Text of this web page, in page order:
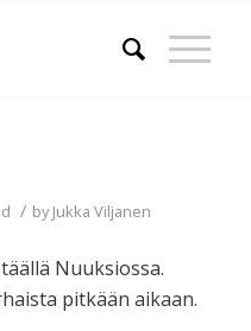
/ byJukka Viljanen
Nuuksiossa.
pitkään aikaan.